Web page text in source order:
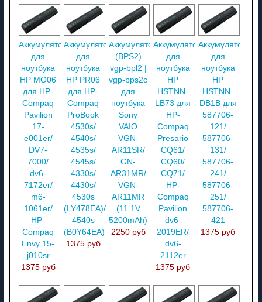
Аккумулятор
для
ноутбука
HP MO06
для HP-
Compaq
Pavilion
17-
e001er/
DV7-
7000/
dv6-
7172er/
m6-
1061er/
HP-
Compaq
Envy 15-
j010sr
1375 руб
Аккумулятор
для
ноутбука
HP PR06
для HP-
Compaq
ProBook
4530s/
4540s/
4535s/
4545s/
4330s/
4430s/
4530s
(LY478EA)/
4540s
(B0Y64EA)
1375 руб
Аккумулятор
(BPS2)
vgp-bpl2 |
vgp-bps2c
для
ноутбука
Sony
VAIO
VGN-
AR11SR/
GN-
AR31MR/
VGN-
AR11MR
(11.1V
5200mAh)
2250 руб
Аккумулятор
для
ноутбука
HP
HSTNN-
LB73 для
HP-
Compaq
Presario
CQ61/
CQ60/
CQ71/
HP-
Compaq
Pavilion
dv6-
2019ER/
dv6-
2112er
1375 руб
Аккумулятор
для
ноутбука
HP
HSTNN-
DB1B для
587706-
121/
587706-
131/
587706-
241/
587706-
251/
587706-
421
1375 руб